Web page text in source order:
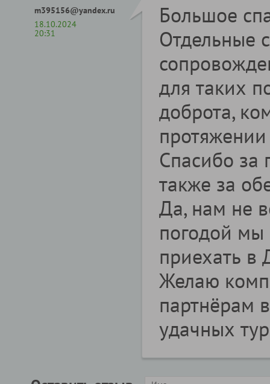
m395156@yandex.ru
18.10.2024
20:31
Большое
Отдельные
для таких
доброта,
Спасибо за
также за
Да, нам не
погодой мы
приехать в
Желаю
партнёрам
удачных